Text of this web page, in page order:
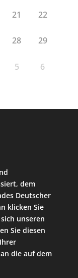
21 22
28 29
5 6
dem
Deutscher
klicken Sie
unseren
Sie diesen
die auf dem